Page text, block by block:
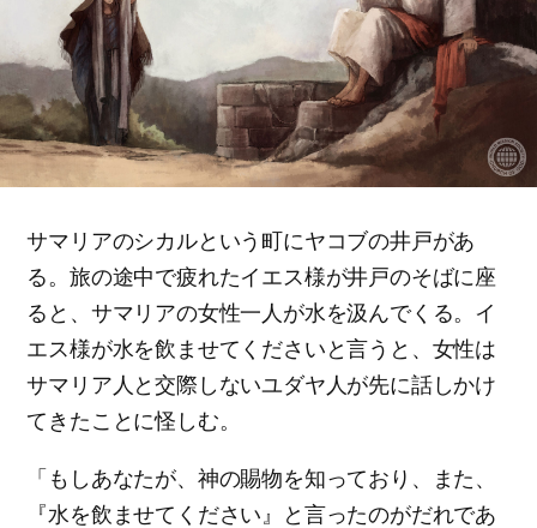
サマリアのシカルという町にヤコブの井戸があ
る。旅の途中で疲れたイエス様が井戸のそばに座
ると、サマリアの女性一人が水を汲んでくる。イ
エス様が水を飲ませてくださいと言うと、女性は
サマリア人と交際しないユダヤ人が先に話しかけ
てきたことに怪しむ。
「もしあなたが、神の賜物を知っており、また、
『水を飲ませてください』と言ったのがだれであ